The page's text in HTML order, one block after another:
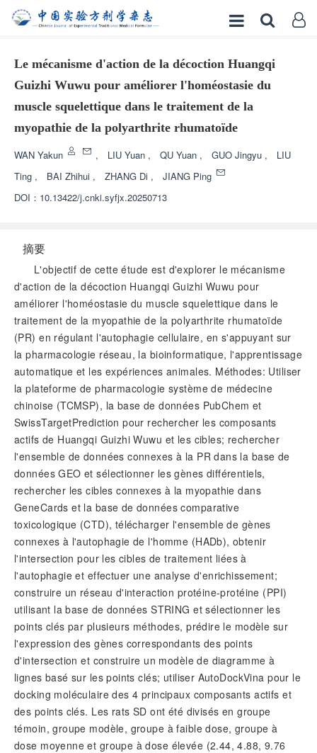
Le mécanisme d'action de la décoction Huangqi
Guizhi Wuwu pour améliorer l'homéostasie du
muscle squelettique dans le traitement de la
myopathie de la polyarthrite rhumatoïde
WAN Yakun , LIU Yuan , QU Yuan , GUO Jingyu ,
LIU
Ting , BAI Zhihui , ZHANG Di ,
JIANG Ping
DOI： 10.13422/j.cnki.syfjx.20250713
摘要
L'objectif de cette étude est d'explorer le mécanisme
d'action de la décoction Huangqi Guizhi Wuwu pour
améliorer l'homéostasie du muscle squelettique dans le
traitement de la myopathie de la polyarthrite rhumatoïde
(PR) en régulant l'autophagie cellulaire, en s'appuyant sur
la pharmacologie réseau, la bioinformatique, l'apprentissage
automatique et les expériences animales. Méthodes: Utiliser
la plateforme de pharmacologie système de médecine
chinoise (TCMSP), la base de données PubChem et
SwissTargetPrediction pour rechercher les composants
actifs de Huangqi Guizhi Wuwu et les cibles; rechercher
l'ensemble de données connexes à la PR dans la base de
données GEO et sélectionner les gènes différentiels,
rechercher les cibles connexes à la myopathie dans
GeneCards et la base de données comparative
toxicologique (CTD), télécharger l'ensemble de gènes
connexes à l'autophagie de l'homme (HADb), obtenir
l'intersection pour les cibles de traitement liées à
l'autophagie et effectuer une analyse d'enrichissement;
construire un réseau d'interaction protéine-protéine (PPI)
utilisant la base de données STRING et sélectionner les
points clés par plusieurs méthodes, prédire le modèle sur
l'expression des gènes correspondants des points
d'intersection et construire un modèle de diagramme à
lignes basé sur les points clés; utiliser AutoDockVina pour le
docking moléculaire des 4 principaux composants actifs et
des points clés. Les rats SD ont été divisés en groupe
témoin, groupe modèle, groupe à faible dose, groupe à
dose moyenne et groupe à dose élevée (2.44, 4.88, 9.76